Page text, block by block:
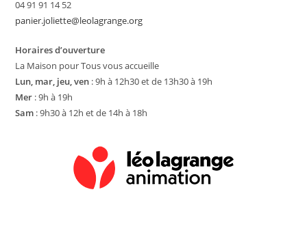
04 91 91 14 52
panier.joliette@leolagrange.org
Horaires d’ouverture
La Maison pour Tous vous accueille
Lun, mar, jeu, ven : 9h à 12h30 et de 13h30 à 19h
Mer : 9h à 19h
Sam : 9h30 à 12h et de 14h à 18h